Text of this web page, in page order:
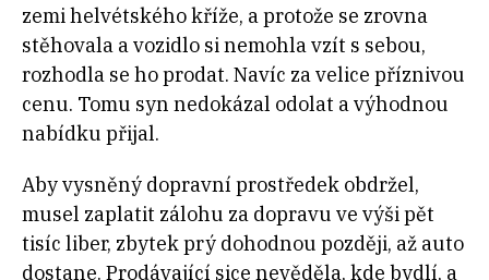
zemi helvétského kříže, a protože se zrovna
stěhovala a vozidlo si nemohla vzít s sebou,
rozhodla se ho prodat. Navíc za velice příznivou
cenu. Tomu syn nedokázal odolat a výhodnou
nabídku přijal.
Aby vysněný dopravní prostředek obdržel,
musel zaplatit zálohu za dopravu ve výši pět
tisíc liber, zbytek prý dohodnou později, až auto
dostane. Prodávající sice nevěděla, kde bydlí, a